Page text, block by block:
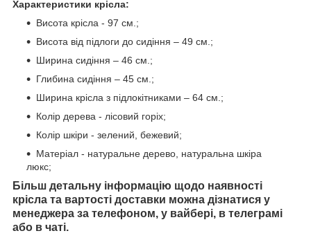
Характеристики крісла:
Висота крісла - 97 см.;
Висота від підлоги до сидіння – 49 см.;
Ширина сидіння – 46 см.;
Глибина сидіння – 45 см.;
Ширина крісла з підлокітниками – 64 см.;
Колір дерева - лісовий горіх;
Колір шкіри - зелений, бежевий;
Матеріал - натуральне дерево, натуральна шкіра
люкс;
Більш детальну інформацію щодо наявності
крісла та вартості доставки можна дізнатися у
менеджера за телефоном, у вайбері, в телеграмі
або в чаті.